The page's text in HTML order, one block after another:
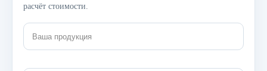
расчёт стоимости.